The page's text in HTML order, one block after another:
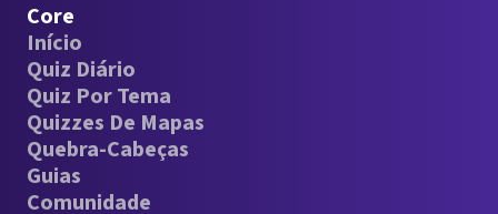
Core
Início
Quiz Diário
Quiz Por Tema
Quizzes De Mapas
Quebra-Cabeças
Guias
Comunidade